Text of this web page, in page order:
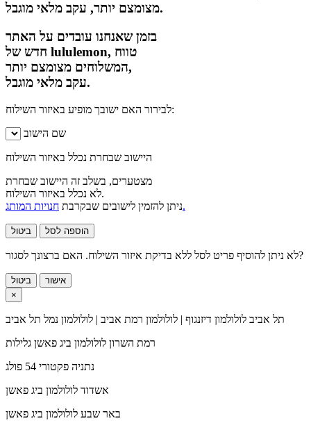
מצומצם יותר, עקב מלאי מוגבל.
בזמן שאנחנו עובדים על האתר
חדש של lululemon, טווח
המשלוחים מצומצם יותר,
עקב מלאי מוגבל.
לבירור האם ישובך מופיע באיזור השילוח:
שם הישוב
היישוב שבחרת נכלל באיזור השילוח
מצטערים, בשלב זה היישוב שבחרת
לא נכלל באיזור השילוח.
ניתן להזמין לישובים שבקרבתחנויות המותג.
ביטול הוספה לסל
לא ניתן להוסיף פריט לסל ללא בדיקת איזור השילוח. האם ברצונך לסגור?
ביטול
אישור
×
תל אביב לולולמון דיזנגוף | לולולמון רמת אביב | לולולמון נמל תל אביב
רמת השרון לולולמון ביג פאשן גלילות
נתניה פקטורי 54 פולג
אשדוד לולולמון ביג פאשן
באר שבע לולולמון ביג פאשן